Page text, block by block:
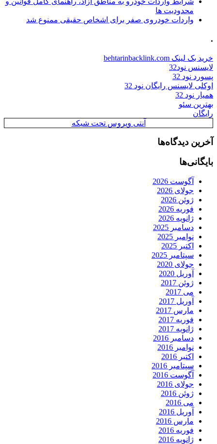
محدودیت ها
واردات خودروی صفر برای اشخاص حقیقی ممنوع شد
.
خرید بک لینک behtarinbacklink.com
لایسنس نود32
پسورد نود 32
اوکلی لایسنس رایگان نود 32
همیار نود 32
بهترین سئو
رایگان
آنتی ویروس تحت شبکه
آخرین دیدگاه‌ها
بایگانی‌ها
آگوست 2026
جولای 2026
ژوئن 2026
فوریه 2026
ژانویه 2026
دسامبر 2025
نوامبر 2025
اکتبر 2025
سپتامبر 2025
جولای 2020
آوریل 2020
ژوئن 2017
می 2017
آوریل 2017
مارس 2017
فوریه 2017
ژانویه 2017
دسامبر 2016
نوامبر 2016
اکتبر 2016
سپتامبر 2016
آگوست 2016
جولای 2016
ژوئن 2016
می 2016
آوریل 2016
مارس 2016
فوریه 2016
ژانویه 2016